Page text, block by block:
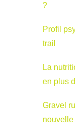
?
Profil
trail
La
en plus
Gravel
nouvelle